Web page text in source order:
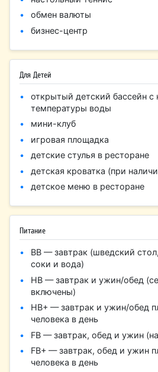
обмен валюты
бизнес-центр
Для Детей
открытый детский бассейн с
температуры воды
мини-клуб
игровая площадка
детские стулья в ресторане
детская кроватка (при
детское меню в ресторане
Питание
BB — завтрак (шведский
соки и вода)
HB — завтрак и ужин/обед
включены)
HB+ — завтрак и ужин/обед
человека в день
FB — завтрак, обед и ужин
FB+ — завтрак, обед и ужин
человека в день